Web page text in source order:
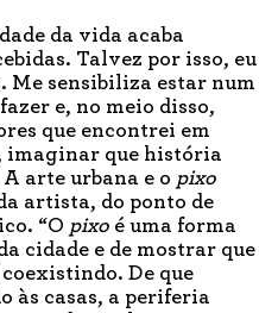
da vida acaba
Talvez por isso, eu
Me sensibiliza estar num
e, no meio disso,
que encontrei em
imaginar que história
arte urbana e o pixo
artista, do ponto de
“O pixo é uma forma
cidade e de mostrar que
De que
às casas, a periferia